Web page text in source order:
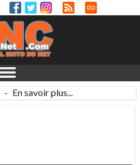
- En savoir plus...